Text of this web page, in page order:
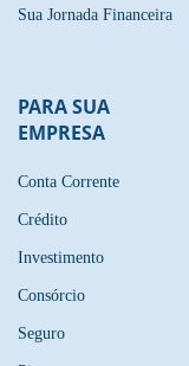
Sua Jornada Financeira
PARA SUA
EMPRESA
Conta Corrente
Crédito
Investimento
Consórcio
Seguro